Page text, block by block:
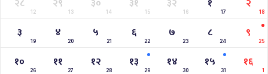
12 13 14 15 16 17 18
३
19
४
20
५
21
६
22
७
23
८
24
९
25
१०
26
११
27
१२
28
१३
29
१४
30
१५
31
१६
1